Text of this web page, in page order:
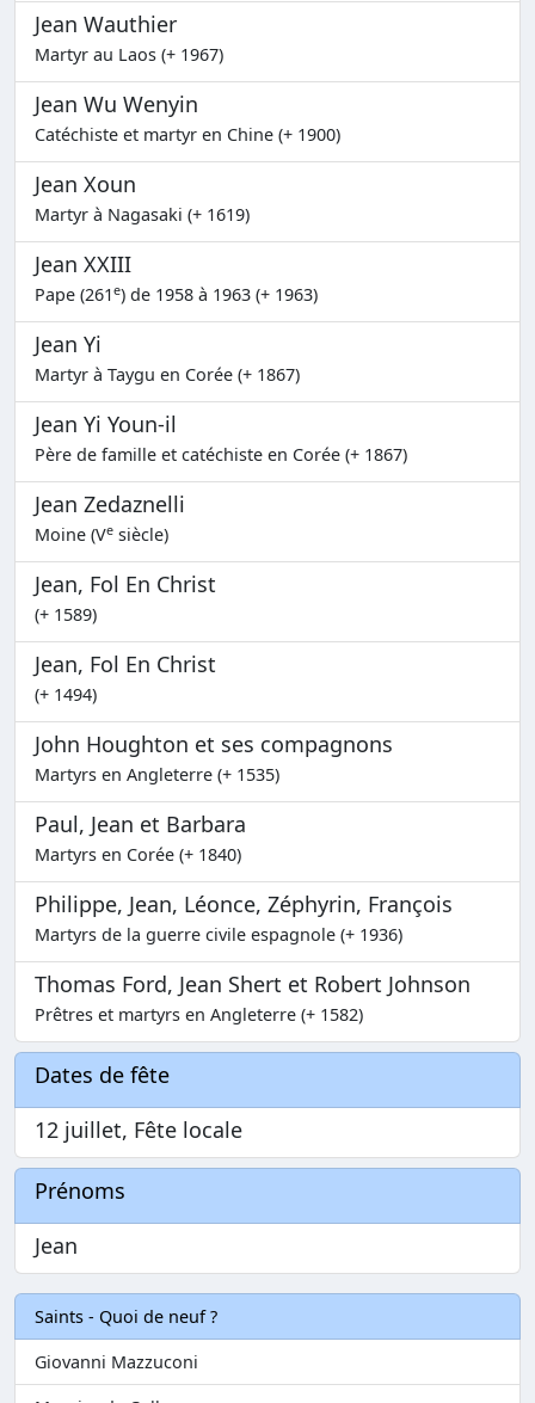
Jean Wauthier
Martyr au Laos (+ 1967)
Jean Wu Wenyin
Catéchiste et martyr en Chine (+ 1900)
Jean Xoun
Martyr à Nagasaki (+ 1619)
Jean XXIII
Pape (261e) de 1958 à 1963 (+ 1963)
Jean Yi
Martyr à Taygu en Corée (+ 1867)
Jean Yi Youn-il
Père de famille et catéchiste en Corée (+ 1867)
Jean Zedaznelli
Moine (Ve siècle)
Jean, Fol En Christ
(+ 1589)
Jean, Fol En Christ
(+ 1494)
John Houghton et ses compagnons
Martyrs en Angleterre (+ 1535)
Paul, Jean et Barbara
Martyrs en Corée (+ 1840)
Philippe, Jean, Léonce, Zéphyrin, François
Martyrs de la guerre civile espagnole (+ 1936)
Thomas Ford, Jean Shert et Robert Johnson
Prêtres et martyrs en Angleterre (+ 1582)
Dates de fête
12 juillet, Fête locale
Prénoms
Jean
Saints - Quoi de neuf ?
Giovanni Mazzuconi